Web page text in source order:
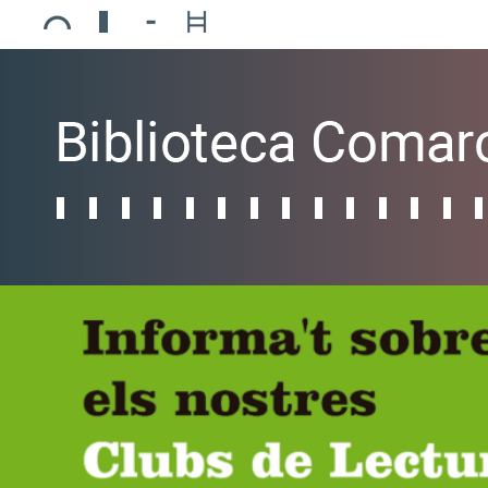
Ajuntament de Mollerussa
Biblioteca Comarcal Jaume Vila
Piscines de Mollerussa